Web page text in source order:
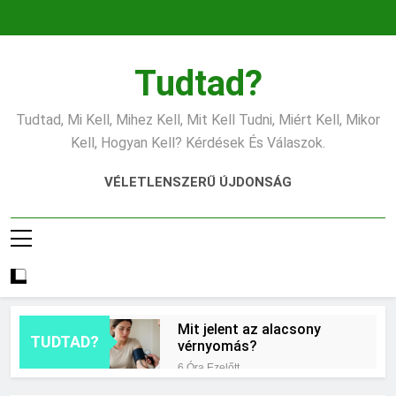
Tudtad?
Tudtad, Mi Kell, Mihez Kell, Mit Kell Tudni, Miért Kell, Mikor
Kell, Hogyan Kell? Kérdések És Válaszok.
VÉLETLENSZERŰ ÚJDONSÁG
TUDTAD?
Mit jelent az alacsony
vérnyomás?
6 Óra Ezelőtt